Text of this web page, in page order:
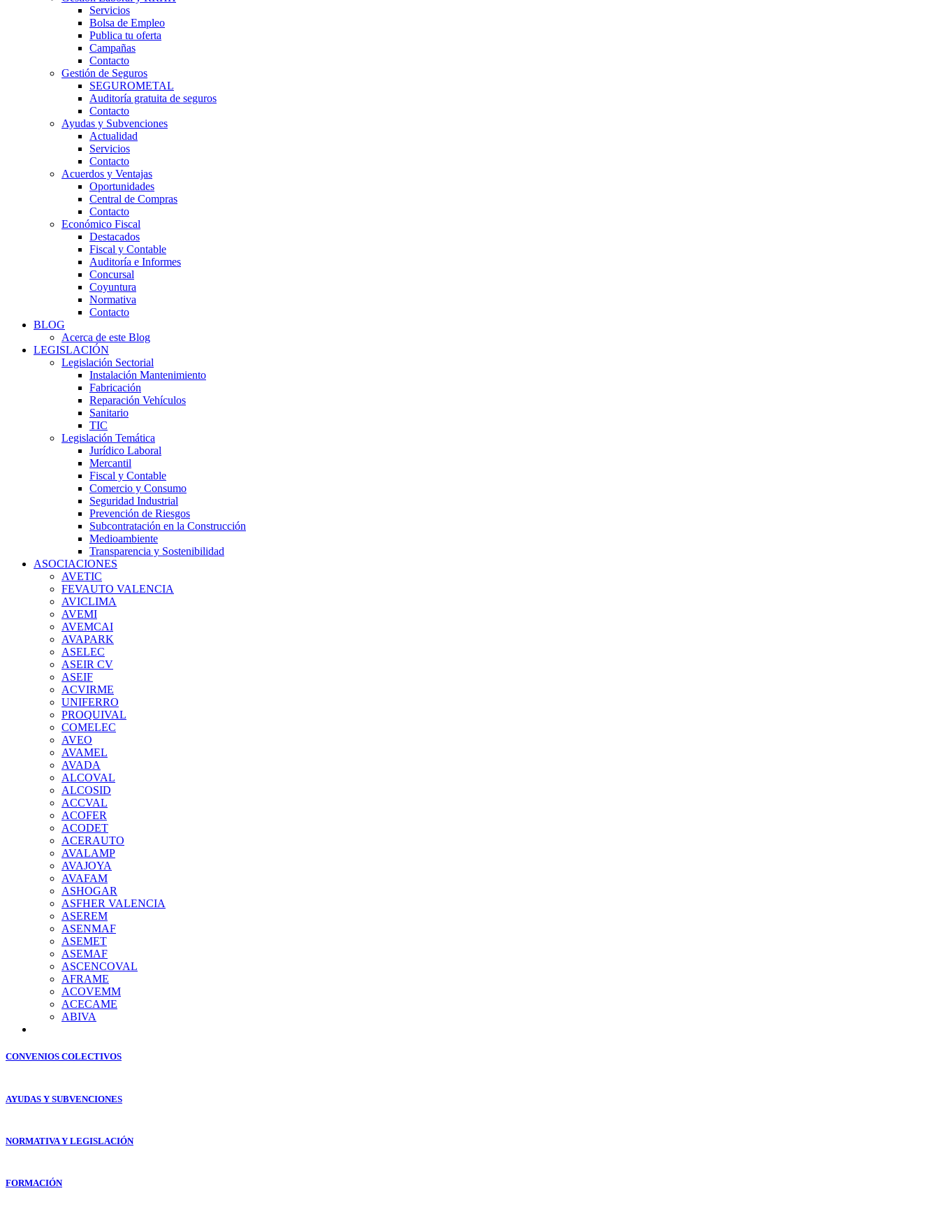
Servicios
Bolsa de Empleo
Publica tu oferta
Campañas
Contacto
Gestión de Seguros
SEGUROMETAL
Auditoría gratuita de seguros
Contacto
Ayudas y Subvenciones
Actualidad
Servicios
Contacto
Acuerdos y Ventajas
Oportunidades
Central de Compras
Contacto
Económico Fiscal
Destacados
Fiscal y Contable
Auditoría e Informes
Concursal
Coyuntura
Normativa
Contacto
BLOG
Acerca de este Blog
LEGISLACIÓN
Legislación Sectorial
Instalación Mantenimiento
Fabricación
Reparación Vehículos
Sanitario
TIC
Legislación Temática
Jurídico Laboral
Mercantil
Fiscal y Contable
Comercio y Consumo
Seguridad Industrial
Prevención de Riesgos
Subcontratación en la Construcción
Medioambiente
Transparencia y Sostenibilidad
ASOCIACIONES
AVETIC
FEVAUTO VALENCIA
AVICLIMA
AVEMI
AVEMCAI
AVAPARK
ASELEC
ASEIR CV
ASEIF
ACVIRME
UNIFERRO
PROQUIVAL
COMELEC
AVEO
AVAMEL
AVADA
ALCOVAL
ALCOSID
ACCVAL
ACOFER
ACODET
ACERAUTO
AVALAMP
AVAJOYA
AVAFAM
ASHOGAR
ASFHER VALENCIA
ASEREM
ASENMAF
ASEMET
ASEMAF
ASCENCOVAL
AFRAME
ACOVEMM
ACECAME
ABIVA
CONVENIOS COLECTIVOS
AYUDAS Y SUBVENCIONES
NORMATIVA Y LEGISLACIÓN
FORMACIÓN